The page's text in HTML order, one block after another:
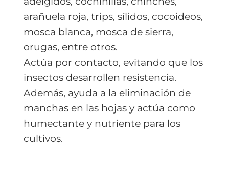
arañuela roja, trips, sílidos, cocoideos,
mosca blanca, mosca de sierra,
orugas, entre otros.
Actúa por contacto, evitando que los
insectos desarrollen resistencia.
Además, ayuda a la eliminación de
manchas en las hojas y actúa como
humectante y nutriente para los
cultivos.